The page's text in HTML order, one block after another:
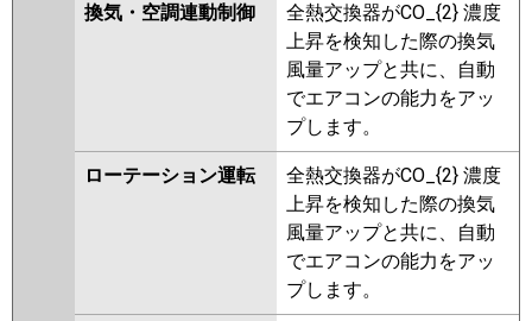
換気・空調連動制御
全熱交換器がCO_{2} 濃度
上昇を検知した際の換気
風量アップと共に、自動
でエアコンの能力をアッ
プします。
ローテーション運転
全熱交換器がCO_{2} 濃度
上昇を検知した際の換気
風量アップと共に、自動
でエアコンの能力をアッ
プします。